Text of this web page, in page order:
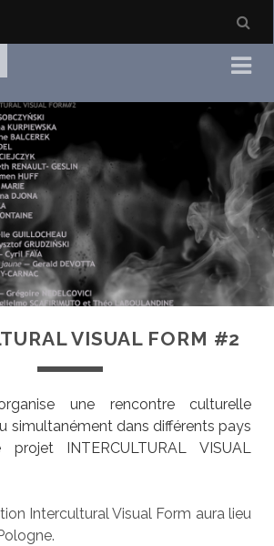
VISUAL FORM #2
une rencontre culturelle
simultanément dans différents pays
INTERCULTURAL VISUAL
Intercultural Visual Form aura lieu